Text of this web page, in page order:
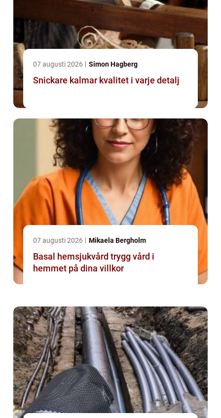
07 augusti 2026 Simon Hagberg
Snickare kalmar kvalitet i varje detalj
07 augusti 2026 Mikaela Bergholm
Basal hemsjukvård trygg vård i
hemmet på dina villkor